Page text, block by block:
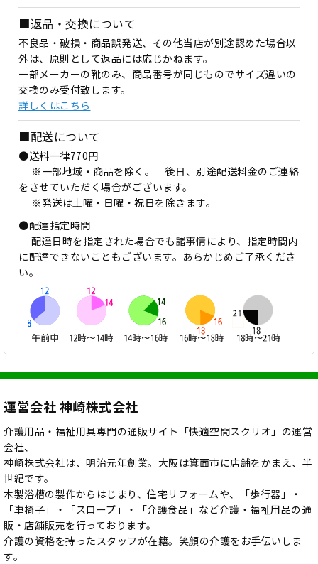
■返品・交換について
不良品・破損・商品誤発送、その他当店が別途認めた場合以
外は、原則として返品には応じかねます。
一部メーカーの靴のみ、商品番号が同じものでサイズ違いの
交換のみ受付致します。
詳しくはこちら
■配送について
●送料一律770円
※一部地域・商品を除く。 後日、別途配送料金のご連絡
をさせていただく場合がございます。
※発送は土曜・日曜・祝日を除きます。
●配達指定時間
配達日時を指定された場合でも諸事情により、指定時間内
に配達できないこともございます。あらかじめご了承くださ
い。
運営会社 神崎株式会社
介護用品・福祉用具専門の通販サイト「快適空間スクリオ」の運営
会社、
神崎株式会社は、明治元年創業。大阪は箕面市に店舗をかまえ、半
世紀です。
木製浴槽の製作からはじまり、住宅リフォームや、「歩行器」・
「車椅子」・「スロープ」・「介護食品」など介護・福祉用品の通
販・店舗販売を行っております。
介護の資格を持ったスタッフが在籍。笑顔の介護をお手伝いしま
す。